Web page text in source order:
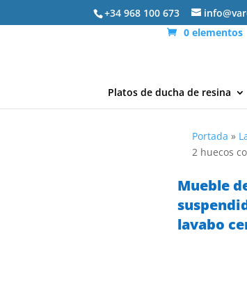
+34 968 100 673
0 elementos
Platos de ducha de resina
Portada »
2 huecos
Mueble
lavabo